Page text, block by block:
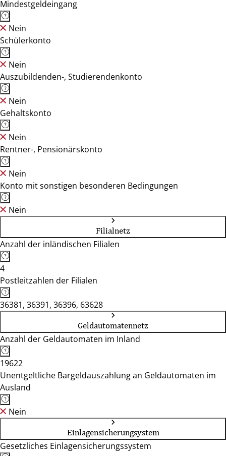
Mindestgeldeingang
Nein
Schülerkonto
Nein
Auszubildenden-, Studierendenkonto
Nein
Gehaltskonto
Nein
Rentner-, Pensionärskonto
Nein
Konto mit sonstigen besonderen Bedingungen
Nein
Filialnetz
Anzahl der inländischen Filialen
4
Postleitzahlen der Filialen
36381, 36391, 36396, 63628
Geldautomatennetz
Anzahl der Geldautomaten im Inland
19622
Unentgeltliche Bargeldauszahlung an Geldautomaten im
Ausland
Nein
Einlagensicherungsystem
Gesetzliches Einlagensicherungssystem